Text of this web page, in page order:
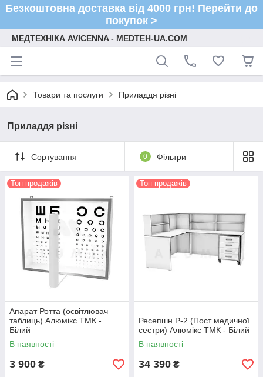
Безкоштовна доставка від 4000 грн! Перейти до
покупок >
МЕДТЕХНІКА AVICENNA - MEDTEH-UA.COM
Товари та послуги Приладдя різні
Приладдя різні
Сортування 0 Фільтри
Топ продажів
Апарат Ротта (освітлювач
таблиць) Алюмікс ТМК -
Білий
В наявності
3 900 ₴
Топ продажів
Ресепшн Р-2 (Пост медичної
сестри) Алюмікс ТМК - Білий
В наявності
34 390 ₴